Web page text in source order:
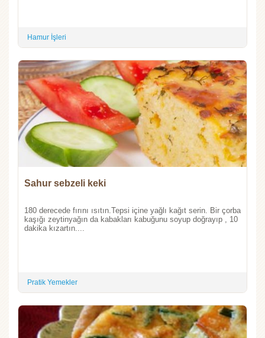
Hamur İşleri
Sahur sebzeli keki
180 derecede fırını ısıtın.Tepsi içine yağlı kağıt serin. Bir çorba
kaşığı zeytinyağın da kabakları kabuğunu soyup doğrayıp , 10
dakika kızartın....
Pratik Yemekler